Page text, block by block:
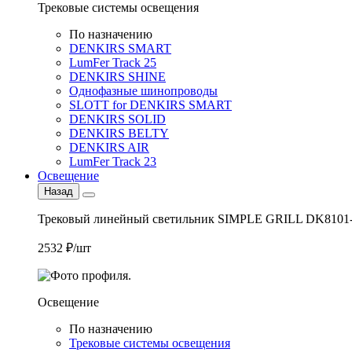
Трековые системы освещения
По назначению
DENKIRS SMART
LumFer Track 25
DENKIRS SHINE
Однофазные шинопроводы
SLOTT for DENKIRS SMART
DENKIRS SOLID
DENKIRS BELTY
DENKIRS AIR
LumFer Track 23
Освещение
Назад
Трековый линейный светильник SIMPLE GRILL
2532 ₽/шт
Освещение
По назначению
Трековые системы освещения